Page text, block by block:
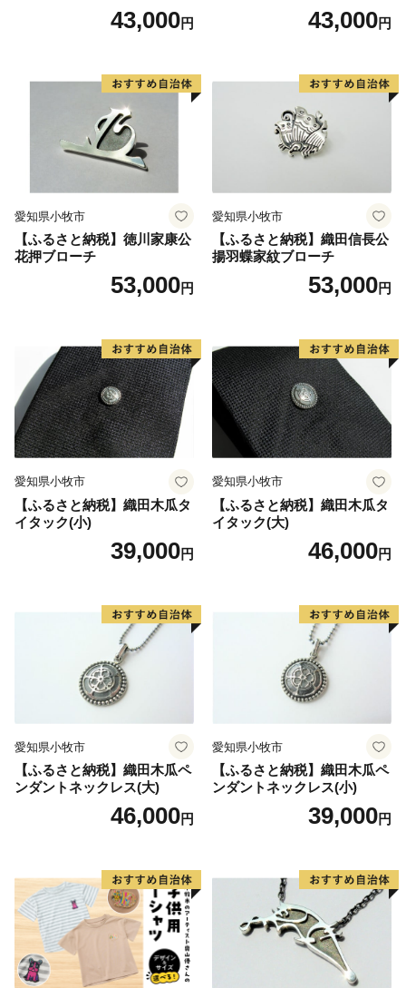
43,000円 43,000円
愛知県小牧市
【ふるさと納税】徳川家康公
花押ブローチ
53,000円
愛知県小牧市
【ふるさと納税】織田信長公
揚羽蝶家紋ブローチ
53,000円
愛知県小牧市
【ふるさと納税】織田木瓜タ
イタック(小)
39,000円
愛知県小牧市
【ふるさと納税】織田木瓜タ
イタック(大)
46,000円
愛知県小牧市
【ふるさと納税】織田木瓜ペ
ンダントネックレス(大)
46,000円
愛知県小牧市
【ふるさと納税】織田木瓜ペ
ンダントネックレス(小)
39,000円